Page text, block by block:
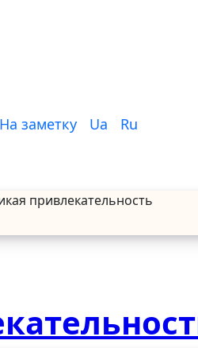
На заметку Ua Ru
привлекательность